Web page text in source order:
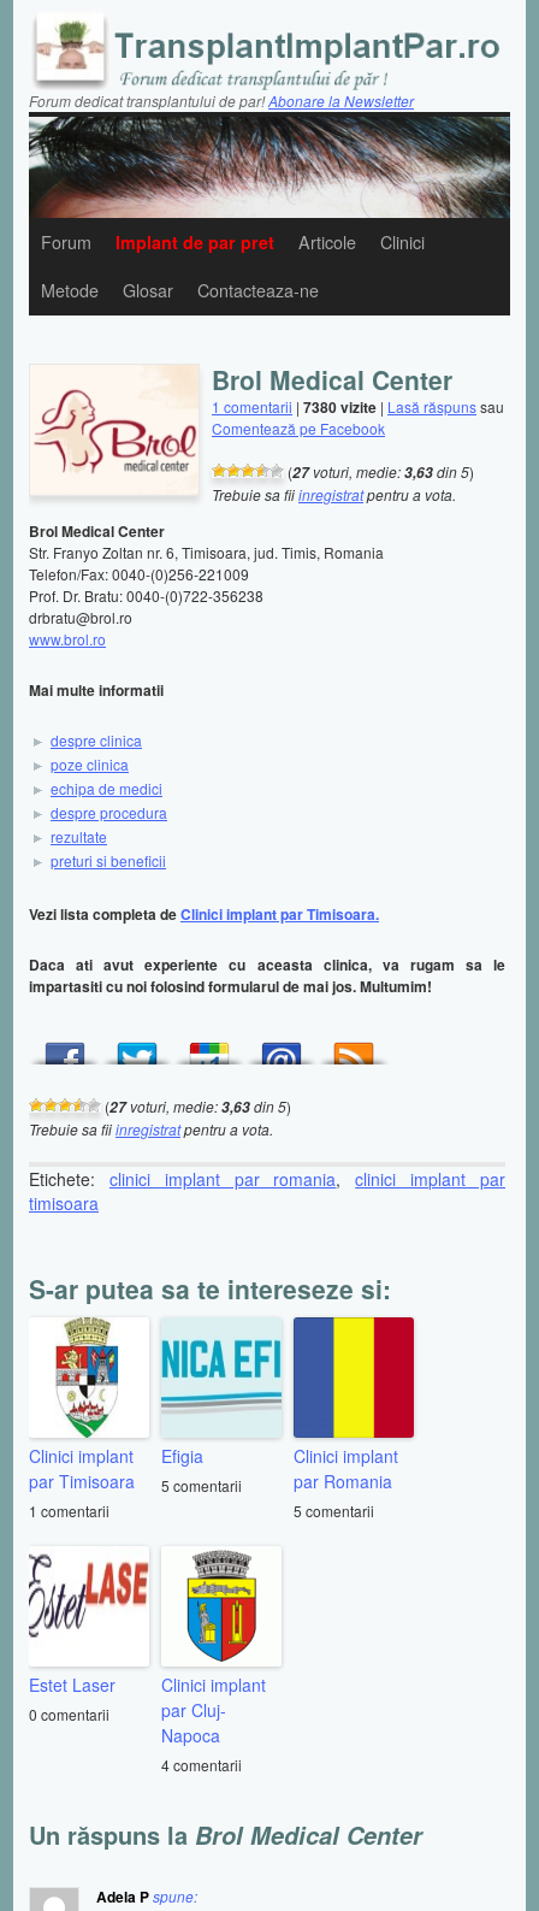
Forum dedicat transplantului de par!Abonare la Newsletter
Forum Implant de par pret Articole
Clinici
Metode
Glosar Contacteaza-ne
Brol Medical Center
1 comentarii | 7380 vizite | Lasă răspunssau
Comentează pe Facebook
(27voturi, medie:3,63din 5)
Trebuie sa fiiinregistratpentru a vota.
Brol Medical Center
Str. Franyo Zoltan nr. 6, Timisoara, jud. Timis, Romania
Telefon/Fax: 0040-(0)256-221009
Prof. Dr. Bratu: 0040-(0)722-356238
drbratu@brol.ro
www.brol.ro
Mai multe informatii
despre clinica
poze clinica
echipa de medici
despre procedura
rezultate
preturi si beneficii
Vezi lista completa deClinici implant par Timisoara.
Daca ati avut experiente cu aceasta clinica, va rugam sa le
impartasiti cu noi folosind formularul de mai jos. Multumim!
(27voturi, medie:3,63din 5)
Trebuie sa fiiinregistratpentru a vota.
Etichete: clinici implant par romania,clinici implant par
timisoara
S-ar putea sa te intereseze si:
Clinici implant
par Timisoara
1 comentarii
Efigia
5 comentarii
Clinici implant
par Romania
5 comentarii
Estet Laser
0 comentarii
Clinici implant
par Cluj-
Napoca
4 comentarii
Un răspuns la Brol Medical Center
Adela Pspune: